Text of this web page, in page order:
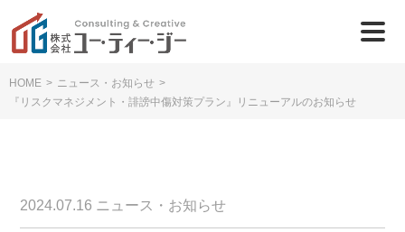
HOME > ニュース・お知らせ >
『リスクマネジメント・誹謗中傷対策プラン』リニューアルのお知らせ
2024.07.16 ニュース・お知らせ